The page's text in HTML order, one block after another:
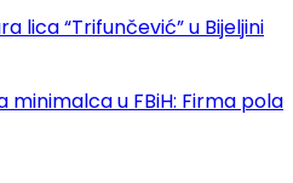
lica “Trifunčević” u Bijeljini
minimalca u FBiH: Firma pola